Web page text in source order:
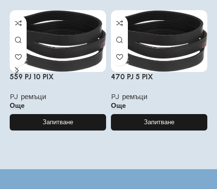
559 PJ 10 PIX
PJ ремъци
Още
Запитване
470 PJ 5 PIX
PJ ремъци
Още
Запитване